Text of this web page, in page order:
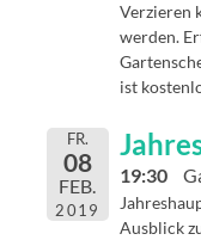
Verzieren
werden.
ist
FR.
08
FEB.
2019
19:30
Ausblick